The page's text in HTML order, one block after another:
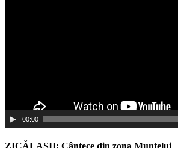
00:00
ZICĂLAŞII: Cântece din zona Muntelui